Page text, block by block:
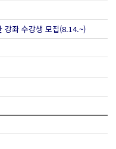
강좌 수강생 모집(8.14.~)